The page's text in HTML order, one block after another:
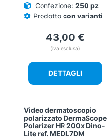
Confezione: 250 pz
Prodotto con varianti
43,00 €
(iva esclusa)
DETTAGLI
Video dermatoscopio
polarizzato DermaScope
Polarizer HR 200x Dino-
Lite ref. MEDL7DM